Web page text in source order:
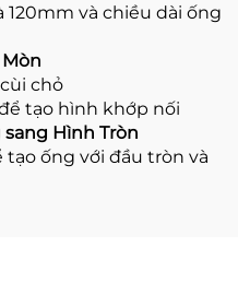
và chiều dài ống
chỏ
tạo hình khớp nối
Hình Tròn
ống với đầu tròn và